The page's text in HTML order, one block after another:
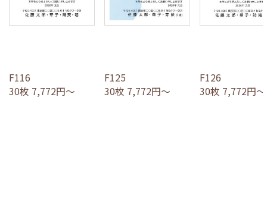
F116
30枚 7,772円～
F125
30枚 7,772円～
F126
30枚 7,772円～